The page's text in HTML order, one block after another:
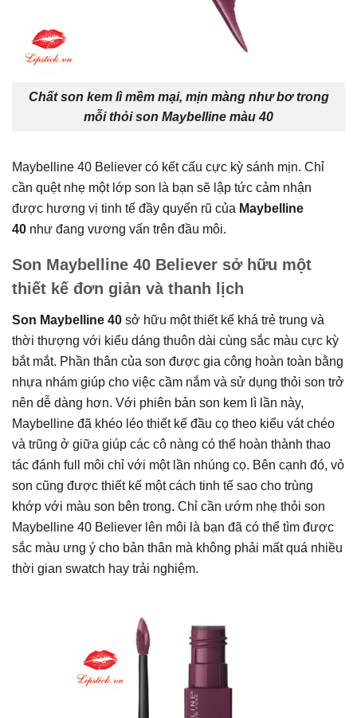
Chất son kem lì mềm mại, mịn màng như bơ trong
mỗi thỏi son Maybelline màu 40
Maybelline 40 Believer có kết cấu cực kỳ sánh mịn. Chỉ
cần quệt nhẹ một lớp son là bạn sẽ lập tức cảm nhận
được hương vị tinh tế đầy quyến rũ của Maybelline
40 như đang vương vấn trên đầu môi.
Son Maybelline 40 Believer sở hữu một
thiết kế đơn giản và thanh lịch
Son Maybelline 40 sở hữu một thiết kế khá trẻ trung và
thời thượng với kiểu dáng thuôn dài cùng sắc màu cực kỳ
bắt mắt. Phần thân của son được gia công hoàn toàn bằng
nhựa nhám giúp cho việc cầm nắm và sử dụng thỏi son trở
nên dễ dàng hơn. Với phiên bản son kem lì lần này,
Maybelline đã khéo léo thiết kế đầu cọ theo kiểu vát chéo
và trũng ở giữa giúp các cô nàng có thể hoàn thành thao
tác đánh full môi chỉ với một lần nhúng cọ. Bên cạnh đó, vỏ
son cũng được thiết kế một cách tinh tế sao cho trùng
khớp với màu son bên trong. Chỉ cần ướm nhẹ thỏi son
Maybelline 40 Believer lên môi là bạn đã có thể tìm được
sắc màu ưng ý cho bản thân mà không phải mất quá nhiều
thời gian swatch hay trải nghiệm.